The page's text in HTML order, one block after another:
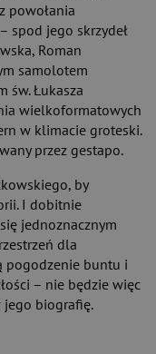
powołania
spod jego skrzydeł
Roman
samolotem
św. Łukasza
wielkoformatowych
w klimacie groteski.
przez gestapo.
by
I dobitnie
jednoznacznym
dla
pogodzenie buntu i
– nie będzie więc
jego biografię.